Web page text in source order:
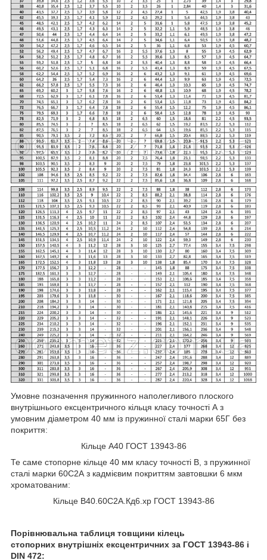
Умовне позначення пружинного наполегливого плоского
внутрішнього ексцентричного кільця класу точності А з
умовним діаметром 40 мм із пружинної сталі марки 65Г без
покриття:
Кільце А40 ГОСТ 13943-86
Те саме стопорне кільце 40 мм класу точності В, з пружинної
сталі марки 60С2А з кадмієвим покриттям завтовшки 6 мкм
хроматованим:
Кільце В40.60С2А.Кд6.хр ГОСТ 13943-86
Порівнювальна таблиця товщини кілець
стопорних внутрішніх ексцентричних за ГОСТ 13943-86 і
DIN 472: